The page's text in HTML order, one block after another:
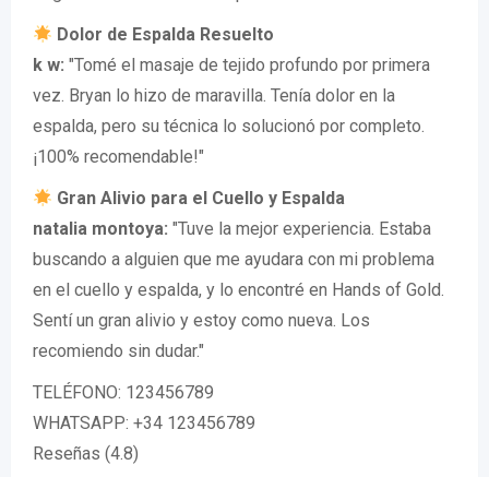
Dolor de Espalda Resuelto
k w: "Tomé el masaje de tejido profundo por primera
vez. Bryan lo hizo de maravilla. Tenía dolor en la
espalda, pero su técnica lo solucionó por completo.
¡100% recomendable!"
Gran Alivio para el Cuello y Espalda
natalia montoya: "Tuve la mejor experiencia. Estaba
buscando a alguien que me ayudara con mi problema
en el cuello y espalda, y lo encontré en Hands of Gold.
Sentí un gran alivio y estoy como nueva. Los
recomiendo sin dudar."
TELÉFONO: 123456789
WHATSAPP: +34 123456789
Reseñas (4.8)